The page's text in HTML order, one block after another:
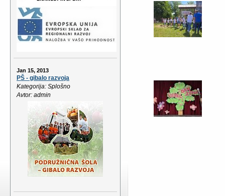
Jan 15, 2013
PŠ - gibalo razvoja
Kategorija: Splošno
Avtor: admin